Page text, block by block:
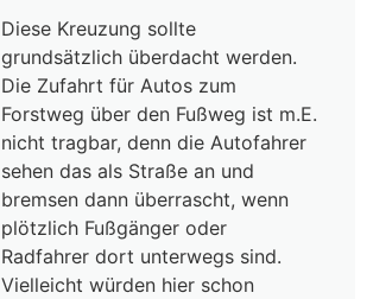
Diese Kreuzung sollte
grundsätzlich überdacht werden.
Die Zufahrt für Autos zum
Forstweg über den Fußweg ist m.E.
nicht tragbar, denn die Autofahrer
sehen das als Straße an und
bremsen dann überrascht, wenn
plötzlich Fußgänger oder
Radfahrer dort unterwegs sind.
Vielleicht würden hier schon